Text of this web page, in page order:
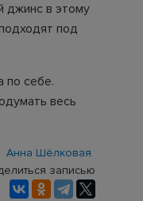
джинс в этому
под
по себе.
весь
Анна Шёлковая
записью